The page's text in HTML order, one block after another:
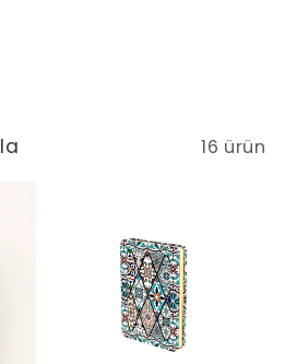
16 ürün